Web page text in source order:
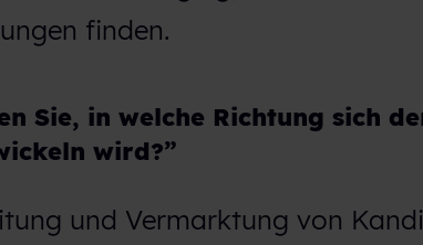
finden.
Sie, in welche Richtung sich
wird?”
und Vermarktung von